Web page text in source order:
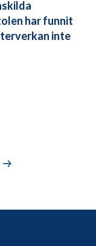
har funnit
inte